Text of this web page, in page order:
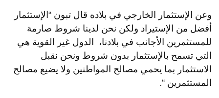
وعن الإستثمار الخارجي في بلاده قال تبون “الإستثمار
أفضل من الإستيراد ولكن نحن لدينا شروط صارمة
للمستثمرين الأجانب في بلادنا، الدول غير القوية هي
التي تسمح بالإستثمار بدون شروط ونحن نقبل
الاستثمار بما يحمي مصالح المواطنين ولا يضيع مصالح
المستثمرين “.